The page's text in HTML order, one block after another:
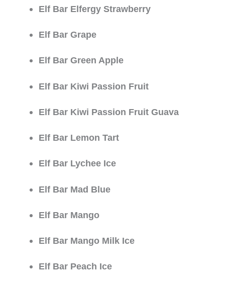
Elf Bar Elfergy Strawberry
Elf Bar Grape
Elf Bar Green Apple
Elf Bar Kiwi Passion Fruit
Elf Bar Kiwi Passion Fruit Guava
Elf Bar Lemon Tart
Elf Bar Lychee Ice
Elf Bar Mad Blue
Elf Bar Mango
Elf Bar Mango Milk Ice
Elf Bar Peach Ice